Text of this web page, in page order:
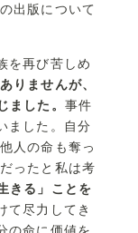
出版について
を再び苦しめ
りませんが、
ました。 事件
ました。自分
人の命も奪っ
ったと私は考
きる」ことを
て尽力してき
の命に価値を